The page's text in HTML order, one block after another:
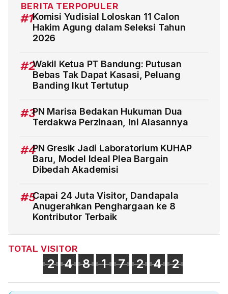
BERITA TERPOPULER
#1Komisi Yudisial Loloskan 11 Calon
Hakim Agung dalam Seleksi Tahun
2026
#2Wakil Ketua PT Bandung: Putusan
Bebas Tak Dapat Kasasi, Peluang
Banding Ikut Tertutup
#3PN Marisa Bedakan Hukuman Dua
Terdakwa Perzinaan, Ini Alasannya
#4PN Gresik Jadi Laboratorium KUHAP
Baru, Model Ideal Plea Bargain
Dibedah Akademisi
#5Capai 24 Juta Visitor, Dandapala
Anugerahkan Penghargaan ke 8
Kontributor Terbaik
TOTAL VISITOR
2 4 8 1 7 2 4 2